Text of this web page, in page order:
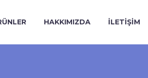
HAKKIMIZDA İLETIŞIM